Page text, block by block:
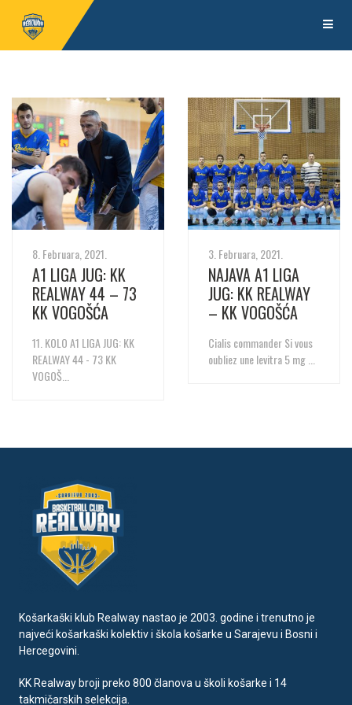
8. Februara, 2021.
A1 LIGA JUG: KK
REALWAY 44 – 73
KK VOGOŠĆA
11. KOLO A1 LIGA JUG: KK
REALWAY 44 - 73 KK
VOGOŠ...
3. Februara, 2021.
NAJAVA A1 LIGA
JUG: KK REALWAY
– KK VOGOŠĆA
Cialis commander Si vous
oubliez une levitra 5 mg ...
Košarkaški klub Realway nastao je 2003. godine i trenutno je
najveći košarkaški kolektiv i škola košarke u Sarajevu i Bosni i
Hercegovini.
KK Realway broji preko 800 članova u školi košarke i 14
takmičarskih selekcija.